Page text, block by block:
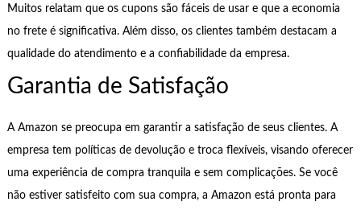
Muitos relatam que os cupons são fáceis de usar e que a economia
no frete é significativa. Além disso, os clientes também destacam a
qualidade do atendimento e a confiabilidade da empresa.
Garantia de Satisfação
A Amazon se preocupa em garantir a satisfação de seus clientes. A
empresa tem políticas de devolução e troca flexíveis, visando oferecer
uma experiência de compra tranquila e sem complicações. Se você
não estiver satisfeito com sua compra, a Amazon está pronta para